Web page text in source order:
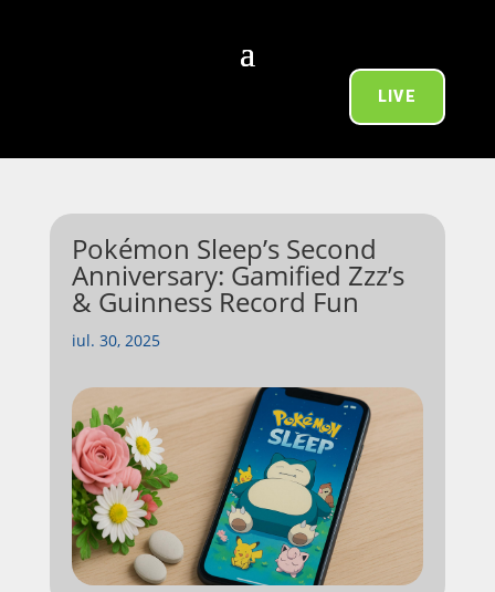
LIVE
Pokémon Sleep’s Second
Anniversary: Gamified Zzz’s
& Guinness Record Fun
iul. 30, 2025